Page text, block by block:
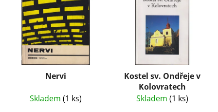
Nervi
Skladem (1 ks)
Kostel sv. Ondřeje v
Kolovratech
Skladem (1 ks)